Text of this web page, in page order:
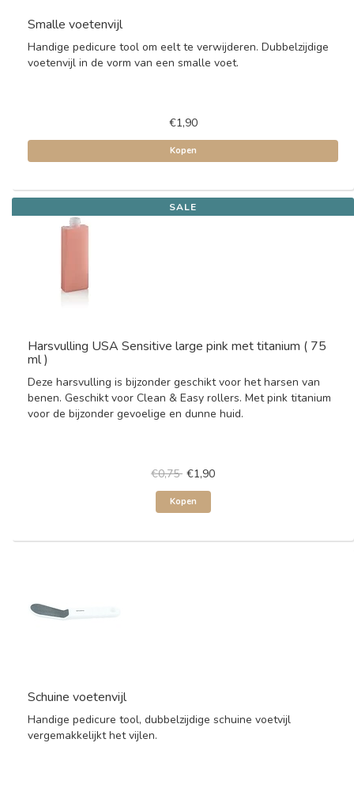
Smalle voetenvijl
Handige pedicure tool om eelt te verwijderen. Dubbelzijdige
voetenvijl in de vorm van een smalle voet.
€1,90
Kopen
SALE
Harsvulling USA Sensitive large pink met titanium ( 75
ml )
Deze harsvulling is bijzonder geschikt voor het harsen van
benen. Geschikt voor Clean & Easy rollers. Met pink titanium
voor de bijzonder gevoelige en dunne huid.
€0,75 €1,90
Kopen
Schuine voetenvijl
Handige pedicure tool, dubbelzijdige schuine voetvijl
vergemakkelijkt het vijlen.